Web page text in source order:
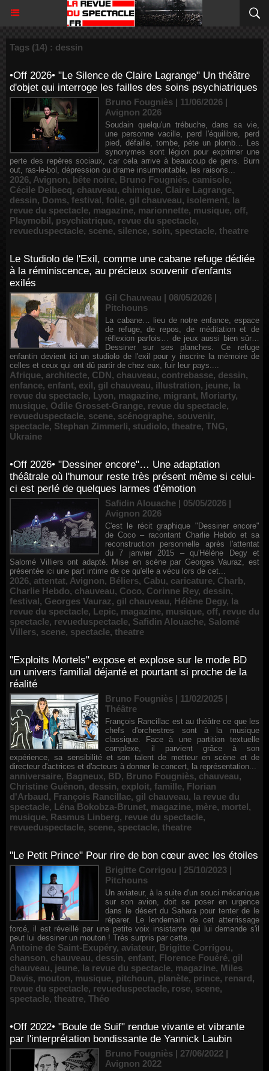
Tags (14) : dessin
•Off 2026• "Le Silence de Claire Lagrange" Un théâtre
d'objet qui interroge les failles des soins psychiatriques
Bruno Fougniès | 11/06/2026 |
Avignon 2026
Soudain quelqu'un trébuche, dans sa vie,
une personne vacille, perd l'équilibre, perd
pied, défaille, tombe, pète un plomb… Les
synonymes sont légion pour exprimer une
perte des repères sociaux, car cela arrive à beaucoup de gens. Burn
out, ras-le-bol, dépression ou drame insurmontable, les raisons...
2026, Avignon, bête noire, Bruno Fougniès, camisole,
Cécile Delbecq, chauveau, chimique, Claire Lagrange,
dessin, Doms, festival, folie, gil chauveau, isolement, la
revue du spectacle, magazine, marionnette, musique, off,
Playmobil, psychiatrique, revue du spectacle,
revueduspectacle, scene, silence, soin, spectacle, theatre
Le Studiolo de l'Exil, comme une cabane refuge dédiée
à la réminiscence, au précieux souvenir d'enfants
exilés
Gil Chauveau | 08/05/2026 |
Pitchouns
La cabane… lieu de notre enfance, espace
de refuge, de repos, de méditation et de
réflexion parfois… de jeux aussi bien sûr…
Dessiner sur ses planches. Ce refuge
enfantin devient ici un studiolo de l'exil pour y inscrire la mémoire de
celles et ceux qui ont dû partir de chez eux, fuir leur pays....
Afrique, architecte, CDN, chauveau, contrebasse, dessin,
enfance, enfant, exil, gil chauveau, illustration, jeune, la
revue du spectacle, Lyon, magazine, migrant, Moriarty,
musique, Odile Grosset-Grange, revue du spectacle,
revueduspectacle, scene, scénographe, souvenir,
spectacle, Stephan Zimmerli, studiolo, theatre, TNG,
Ukraine
•Off 2026• "Dessiner encore"… Une adaptation
théâtrale où l'humour reste très présent même si celui-
ci est perlé de quelques larmes d'émotion
Safidin Alouache | 05/05/2026 |
Avignon 2026
C'est le récit graphique "Dessiner encore"
de Coco – racontant Charlie Hebdo et sa
reconstruction personnelle après l'attentat
du 7 janvier 2015 – qu'Hélène Degy et
Salomé Villiers ont adapté. Mise en scène par Georges Vauraz, est
présentée ici une part intime de ce qu'elle a vécu lors de cet...
2026, attentat, Avignon, Béliers, Cabu, caricature, Charb,
Charlie Hebdo, chauveau, Coco, Corinne Rey, dessin,
festival, Georges Vauraz, gil chauveau, Hélène Degy, la
revue du spectacle, Lepic, magazine, musique, off, revue du
spectacle, revueduspectacle, Safidin Alouache, Salomé
Villers, scene, spectacle, theatre
"Exploits Mortels" expose et explose sur le mode BD
un univers familial déjanté et pourtant si proche de la
réalité
Bruno Fougniès | 11/02/2025 |
Théâtre
François Rancillac est au théâtre ce que les
chefs d'orchestres sont à la musique
classique. Face à une partition textuelle
complexe, il parvient grâce à son
expérience, sa sensibilité et son talent de metteur en scène et de
directeur d'actrices et d'acteurs à donner le concert, la représentation...
anniversaire, Bagneux, BD, Bruno Fougniès, chauveau,
Christine Guênon, dessin, exploit, famille, Florian
d'Arbaud, François Rancillac, gil chauveau, la revue du
spectacle, Léna Bokobza-Brunet, magazine, mère, mortel,
musique, Rasmus Linberg, revue du spectacle,
revueduspectacle, scene, spectacle, theatre
"Le Petit Prince" Pour rire de bon cœur avec les étoiles
Brigitte Corrigou | 25/10/2023 |
Pitchouns
Un aviateur, à la suite d'un souci mécanique
sur son avion, doit se poser en urgence
dans le désert du Sahara pour tenter de le
réparer. Le lendemain de cet atterrissage
forcé, il est réveillé par une petite voix insistante qui lui demande s'il
peut lui dessiner un mouton ! Très surpris par cette...
Antoine de Saint-Exupéry, aviateur, Brigitte Corrigou,
chanson, chauveau, dessin, enfant, Florence Fouéré, gil
chauveau, jeune, la revue du spectacle, magazine, Miles
Davis, mouton, musique, pitchoun, planète, prince, renard,
revue du spectacle, revueduspectacle, rose, scene,
spectacle, theatre, Théo
•Off 2022• "Boule de Suif" rendue vivante et vibrante
par l'interprétation bondissante de Yannick Laubin
Bruno Fougniès | 27/06/2022 |
Avignon 2022